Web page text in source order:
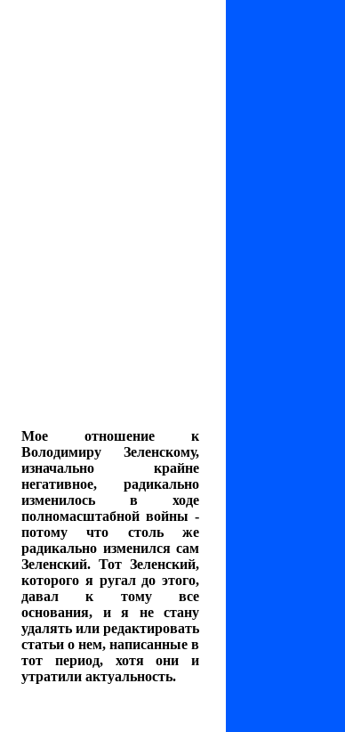
Мое отношение к
Володимиру Зеленскому,
изначально крайне
негативное, радикально
изменилось в ходе
полномасштабной войны -
потому что столь же
радикально изменился сам
Зеленский. Тот Зеленский,
которого я ругал до этого,
давал к тому все
основания, и я не стану
удалять или редактировать
статьи о нем, написанные в
тот период, хотя они и
утратили актуальность.